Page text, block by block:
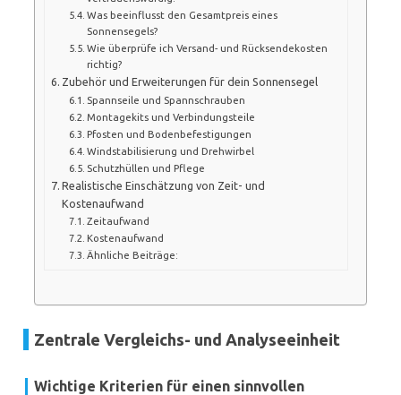
Was beeinflusst den Gesamtpreis eines
Sonnensegels?
Wie überprüfe ich Versand- und Rücksendekosten
richtig?
Zubehör und Erweiterungen für dein Sonnensegel
Spannseile und Spannschrauben
Montagekits und Verbindungsteile
Pfosten und Bodenbefestigungen
Windstabilisierung und Drehwirbel
Schutzhüllen und Pflege
Realistische Einschätzung von Zeit- und
Kostenaufwand
Zeitaufwand
Kostenaufwand
Ähnliche Beiträge:
Zentrale Vergleichs- und Analyseeinheit
Wichtige Kriterien für einen sinnvollen